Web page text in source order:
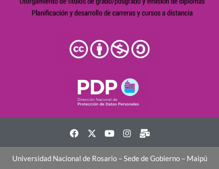
Universidad Nacional de Rosario – Sede de Gobierno – Maipú